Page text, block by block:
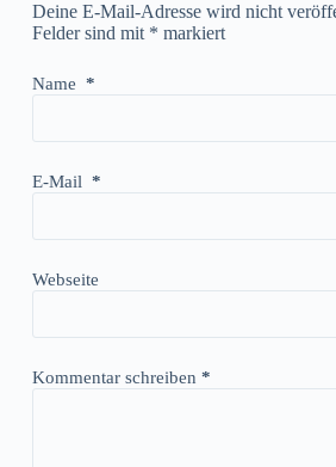
Deine E-Mail-Adresse wird nicht
Felder sind mit * markiert
Name *
E-Mail *
Webseite
Kommentar schreiben *